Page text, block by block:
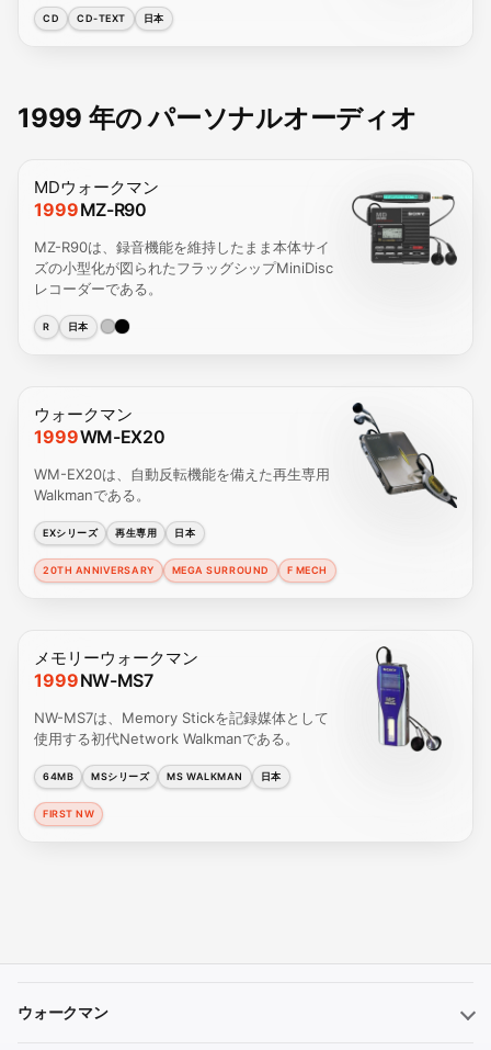
CD CD-TEXT 日本
1999 年の パーソナルオーディオ
MDウォークマン
1999MZ-R90
MZ-R90は、録音機能を維持したまま本体サイ
ズの小型化が図られたフラッグシップMiniDisc
レコーダーである。
R 日本
ウォークマン
1999WM-EX20
WM-EX20は、自動反転機能を備えた再生専用
Walkmanである。
EXシリーズ 再生専用 日本
20TH ANNIVERSARY MEGA SURROUND F MECH
メモリーウォークマン
1999NW-MS7
NW-MS7は、Memory Stickを記録媒体として
使用する初代Network Walkmanである。
64MB MSシリーズ MS WALKMAN 日本
FIRST NW
ウォークマン